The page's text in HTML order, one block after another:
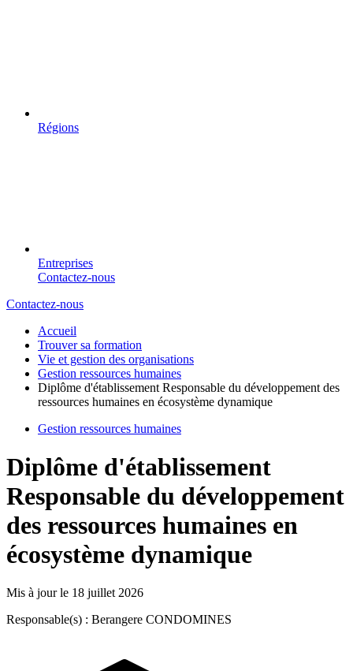
Régions
Entreprises
Contactez-nous
Contactez-nous
Accueil
Trouver sa formation
Vie et gestion des organisations
Gestion ressources humaines
Diplôme d'établissement Responsable du développement des
ressources humaines en écosystème dynamique
Gestion ressources humaines
Diplôme d'établissement
Responsable du développement
des ressources humaines en
écosystème dynamique
Mis à jour le 18 juillet 2026
Responsable(s) : Berangere CONDOMINES